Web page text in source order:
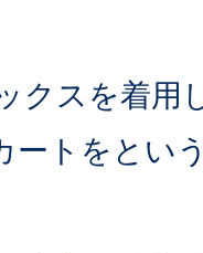
クスを着用
ートをとい